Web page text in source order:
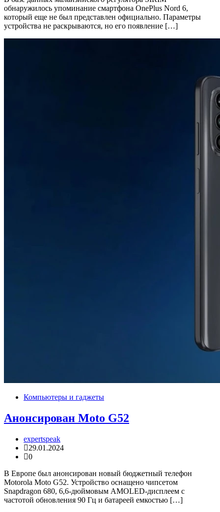
обнаружилось упоминание смартфона OnePlus Nord 6,
который еще не был представлен официально. Параметры
устройства не раскрываются, но его появление […]
Компьютеры и гаджеты
Анонсирован Moto G52
expertspeak
29.01.2024
0
В Европе был анонсирован новый бюджетный телефон
Motorola Moto G52. Устройство оснащено чипсетом
Snapdragon 680, 6,6-дюймовым AMOLED-дисплеем с
частотой обновления 90 Гц и батареей емкостью […]